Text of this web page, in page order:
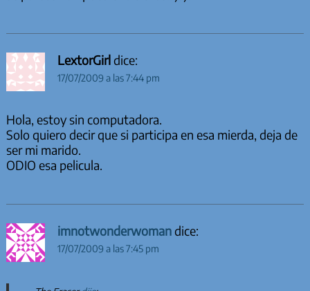
LextorGirl dice:
17/07/2009 a las 7:44 pm
Hola, estoy sin computadora.
Solo quiero decir que si participa en esa mierda, deja de
ser mi marido.
ODIO esa pelicula.
imnotwonderwomandice:
17/07/2009 a las 7:45 pm